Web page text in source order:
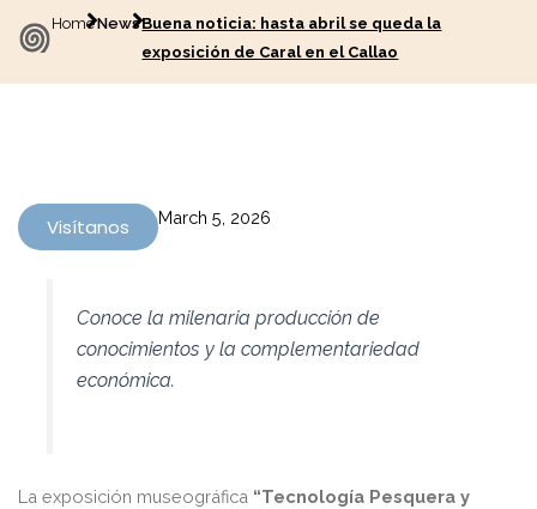
HomeNewsBuena noticia: hasta abril se queda la
exposición de Caral en el Callao
Visítanos March 5, 2026
Conoce la milenaria producción de
conocimientos y la complementariedad
económica.
La exposición museográfica “Tecnología Pesquera y